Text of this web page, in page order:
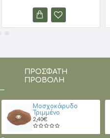
ΠΡΌΣΦΑΤΗ
ΠΡΟΒΟΛΉ
Μοσχοκάρυδο
Τριμμένο
2,40€